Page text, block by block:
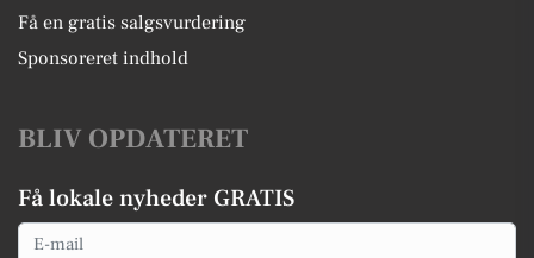
Få en gratis salgsvurdering
Sponsoreret indhold
BLIV OPDATERET
Få lokale nyheder GRATIS
Email